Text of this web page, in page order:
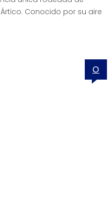
Conocido por su aire
0